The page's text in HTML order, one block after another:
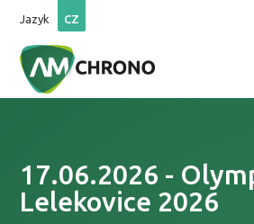
Jazyk CZ
17.06.2026 -
Lelekovice 2026